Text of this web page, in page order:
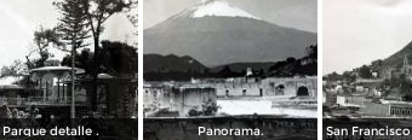
Parque detalle . Panorama.